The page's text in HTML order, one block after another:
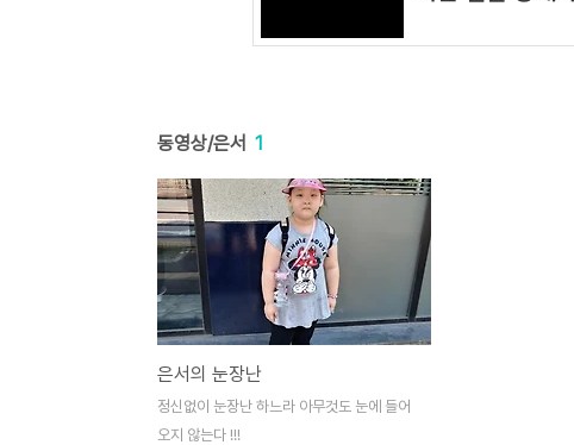
동영상/은서 1
은서의 눈장난
정신없이 눈장난 하느라 아무것도 눈에 들어
오지 않는다 !!!